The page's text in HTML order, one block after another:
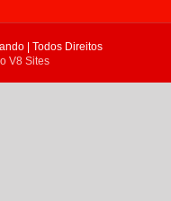
| Todos Direitos
V8 Sites